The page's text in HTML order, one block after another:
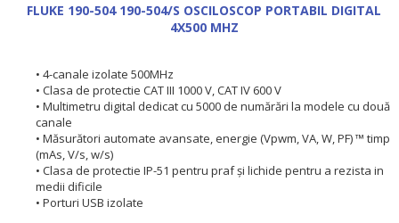
FLUKE 190-504 190-504/S OSCILOSCOP PORTABIL DIGITAL
4X500 MHZ
• 4-canale izolate 500MHz
• Clasa de protectie CAT III 1000 V, CAT IV 600 V
• Multimetru digital dedicat cu 5000 de numărări la modele cu două
canale
• Măsurători automate avansate, energie (Vpwm, VA, W, PF) ™ timp
(mAs, V/s, w/s)
• Clasa de protectie IP-51 pentru praf şi lichide pentru a rezista in
medii dificile
• Porturi USB izolate